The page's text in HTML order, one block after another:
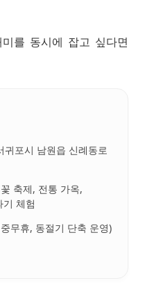
를 동시에 잡고 싶다면
귀포시 남원읍 신례동로
축제, 전통 가옥,
체험
무휴, 동절기 단축 운영)